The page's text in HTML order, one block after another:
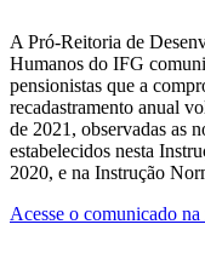
A Pró-Reitoria de
Humanos do IFG
pensionistas que a
recadastramento anual
de 2021, observadas as
estabelecidos nesta
2020, e na Instrução
Acesse o comunicado na